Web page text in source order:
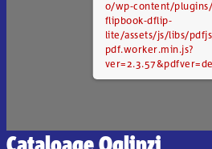
o/wp-content/
flipbook-dflip-
lite/assets/js/libs/
pdf.worker.min.js?